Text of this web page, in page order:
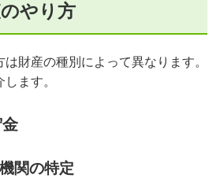
やり方
財産の種別によって異なります。
ます。
関の特定